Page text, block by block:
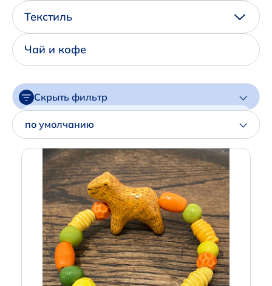
Написать нам в Телеграм
+7 (925) 294-91-85
,
+7 (926) 702-09-76
Текстиль
Чай и кофе
Скрыть фильтр
Артикул
Производитель
по умолчанию